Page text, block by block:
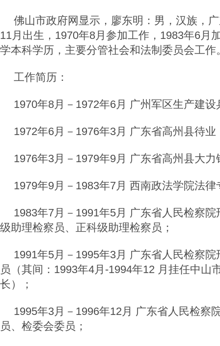
佛山市政府网显示，廖东明：男，汉族，
11月出生，1970年8月参加工作，1983年6月
学本科学历，主要分管社会和法制委员会工作
工作简历：
1970年8月－1972年6月 广州军区生产建
1972年6月－1976年3月 广东省高州县待业
1976年3月－1979年9月 广东省高州县大力
1979年9月－1983年7月 西南政法学院法律
1983年7月－1991年5月 广东省人民检察
级助理检察员、正科级助理检察员；
1991年5月－1995年3月 广东省人民检察
员（其间：1993年4月-1994年12 月挂任中山
长）；
1995年3月－1996年12月 广东省人民检察
员、检委会委员；